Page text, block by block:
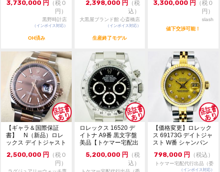
※価格に関してのお問い合わせはメッセージでご質問頂
いてもお答えしておりません。直接店頭へお問い合わせ
お問い合わせ先
大黒屋 時計館中野店
TEL:03-5318-5250
3,730,000 円
（税０
円）
黒野時計店
（インボイス対応）
OH済み
2,398,000 円
（税
込）
大黒屋ブランド館 心斎橋店
（インボイス対応）
生産終了モデル
3,300,000 円
（税０
円）
slash
値下交渉可能！
【ギャラ＆国際保証
書】 N（新品）ロレ
ックス デイトジャスト
126231 36m...
2,500,000 円
（税０
円）
ロレックス 16520 デ
イトナ A9番 黒文字盤
美品【トケマー宅配出
5,200,000 円
（税
込）
【価格変更】ロレック
ス 69173G デイトジャ
スト W番 シャンパン
ゴールド 中...
798,000 円 （税込）
トケマー宅配代行出品（委
託販売）
（インボイス対応）